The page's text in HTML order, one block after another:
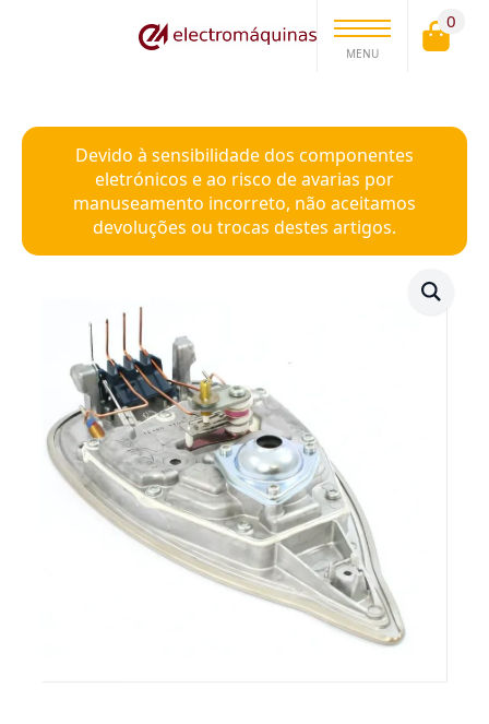
MENU
0
Devido à sensibilidade dos componentes
eletrónicos e ao risco de avarias por
manuseamento incorreto, não aceitamos
devoluções ou trocas destes artigos.